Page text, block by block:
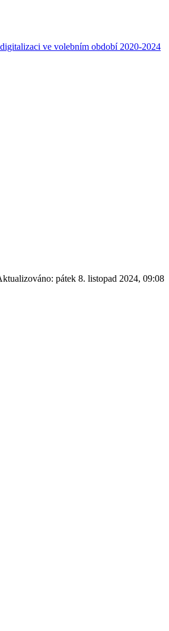
ve volebním období 2020-2024
pátek 8. listopad 2024, 09:08